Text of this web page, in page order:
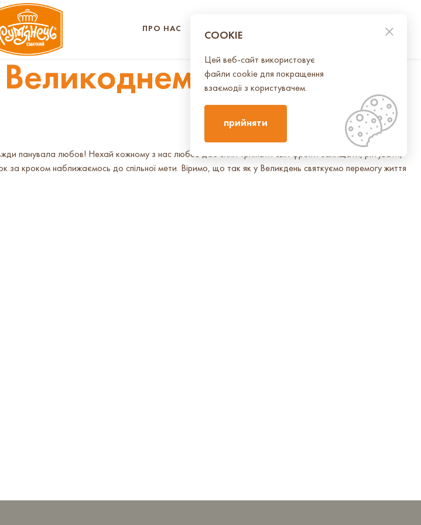
ПРО НАС EN
Великоднем!
панувала любов! Нехай кожному з нас любов дає сили тримати свій фронт: захищати, рятувати,
кроком наближаємось до спільної мети. Віримо, що так як у Великдень святкуємо перемогу життя
COOKIE
Цей веб-сайт використовує
файли cookie для покращення
взаємодії з користувачем.
прийняти